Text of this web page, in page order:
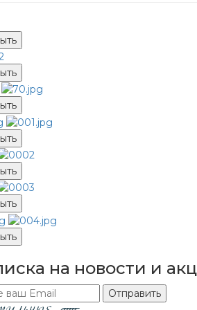
на новости и
Отправить